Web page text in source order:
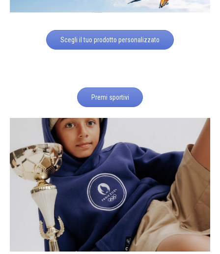
Scegli il tuo prodotto personalizzato
Premi sportivi